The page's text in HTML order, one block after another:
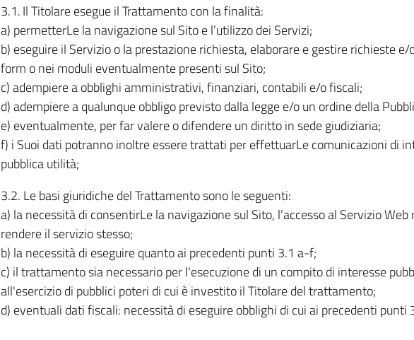
3.1.Il Titolare esegue il Trattamento con la finalità:
a) permetterLe la navigazione sul Sito e l’utilizzo dei Servizi;
b) eseguire il Servizio o la prestazione richiesta, elaborare e gestire richieste
form o nei moduli eventualmente presenti sul Sito;
c) adempiere a obblighi amministrativi, finanziari, contabili e/o fiscali;
d) adempiere a qualunque obbligo previsto dalla legge e/o un ordine della
e) eventualmente, per far valere o difendere un diritto in sede giudiziaria;
f) i Suoi dati potranno inoltre essere trattati per effettuarLe comunicazioni di
pubblica utilità;
3.2. Le basi giuridiche del Trattamento sono le seguenti:
a) la necessità di consentirLe la navigazione sul Sito, l’accesso al Servizio
rendere il servizio stesso;
b) la necessità di eseguire quanto ai precedenti punti 3.1 a-f;
c) il trattamento sia necessario per l'esecuzione di un compito di interesse
all'esercizio di pubblici poteri di cui è investito il Titolare del trattamento;
d) eventuali dati fiscali: necessità di eseguire obblighi di cui ai precedenti punti